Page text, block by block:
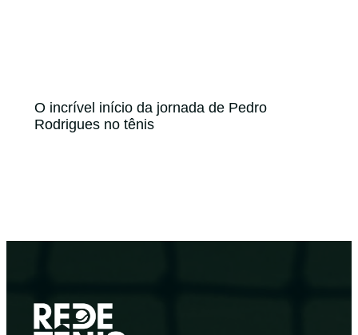
O incrível início da jornada de Pedro
Rodrigues no tênis